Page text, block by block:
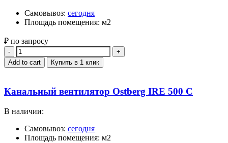
Самовывоз: сегодня
Площадь помещения: м2
₽ по запросу
Quantity
Add to cart Купить в 1 клик
Канальный вентилятор Ostberg IRE 500 C
В наличии:
Самовывоз: сегодня
Площадь помещения: м2